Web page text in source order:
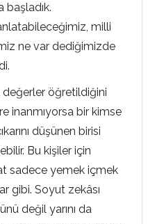
başladık.
milli
ne var dediğimizde
öğretildiğini
inanmıyorsa bir kimse
düşünen birisi
Bu kişiler için
sadece yemek içmek
gibi. Soyut zekâsı
değil yarını da